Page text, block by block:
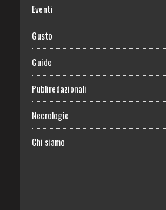
Eventi
Gusto
Guide
Publiredazionali
Necrologie
Chi siamo